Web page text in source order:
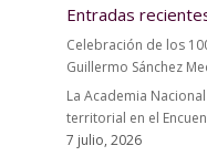
Entradas
Celebración de los
Guillermo Sánchez
La Academia
territorial en el
7 julio, 2026